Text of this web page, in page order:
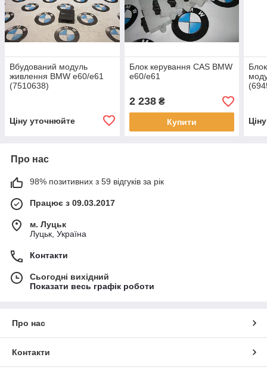
Вбудований модуль
живлення BMW e60/e61
(7510638)
Ціну уточнюйте
Блок керування CAS BMW
e60/e61
2 238₴
Купити
Про нас
98% позитивних з 59 відгуків за рік
Працює з 09.03.2017
м. Луцьк
Луцьк, Україна
Контакти
Сьогодні вихідний
Показати весь графік роботи
Про нас
Контакти